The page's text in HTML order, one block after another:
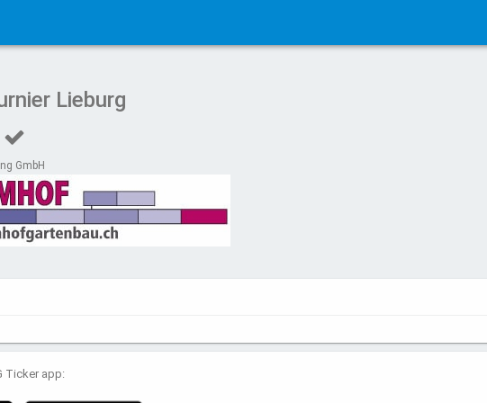
Lieburg
GmbH
Ticker app: